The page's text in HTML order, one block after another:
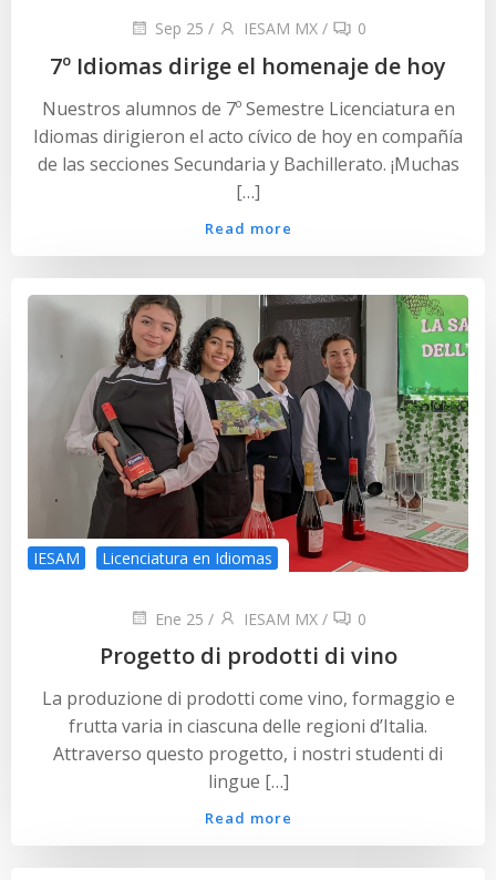
Sep 25 / IESAM MX / 0
7º Idiomas dirige el homenaje de hoy
Nuestros alumnos de 7º Semestre Licenciatura en
Idiomas dirigieron el acto cívico de hoy en compañía
de las secciones Secundaria y Bachillerato. ¡Muchas
[…]
Read more
IESAM Licenciatura en Idiomas
Ene 25 / IESAM MX / 0
Progetto di prodotti di vino
La produzione di prodotti come vino, formaggio e
frutta varia in ciascuna delle regioni d’Italia.
Attraverso questo progetto, i nostri studenti di
lingue […]
Read more